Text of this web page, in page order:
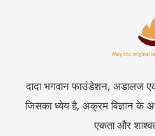
दादा भगवान फाउंडेशन, अडालज
जिसका ध्येय है, अक्रम विज्ञान के
एकता और